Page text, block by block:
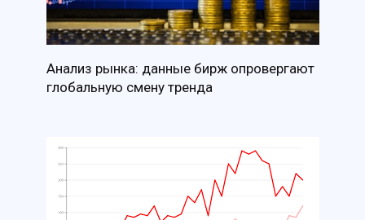
Анализ рынка: данные бирж опровергают
глобальную смену тренда